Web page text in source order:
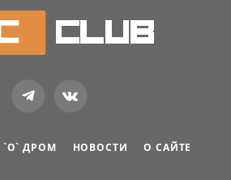
TelegramVKontakte
`О` ДРОМ НОВОСТИ О САЙТЕ